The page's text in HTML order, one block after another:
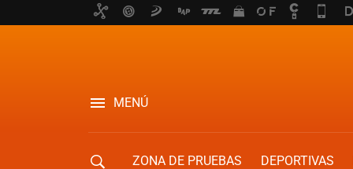
MENÚ
ZONA DE PRUEBAS DEPORTIVAS